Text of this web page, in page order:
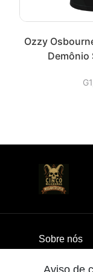
Ozzy
Demônio
Aviso de
Sobre nós
© Dados do